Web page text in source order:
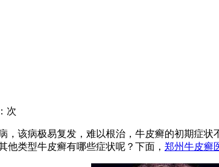
次
，该病极易复发，难以根治，牛皮癣的初期症
他类型牛皮癣有哪些症状呢？下面， 郑州牛皮癣